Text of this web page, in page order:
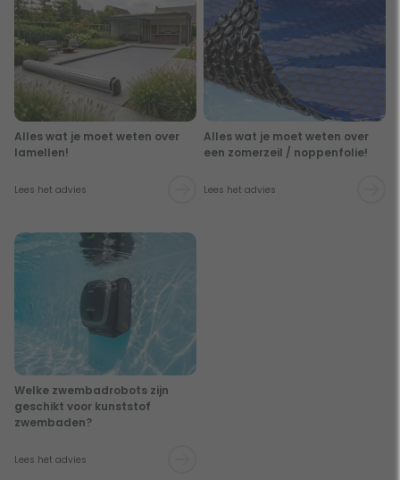
Alles wat je moet weten over
lamellen!
Lees het advies
Alles wat je moet weten over
een zomerzeil / noppenfolie!
Lees het advies
Welke zwembadrobots zijn
geschikt voor kunststof
zwembaden?
Lees het advies